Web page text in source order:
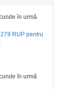
în urmă
RUP pentru
în urmă